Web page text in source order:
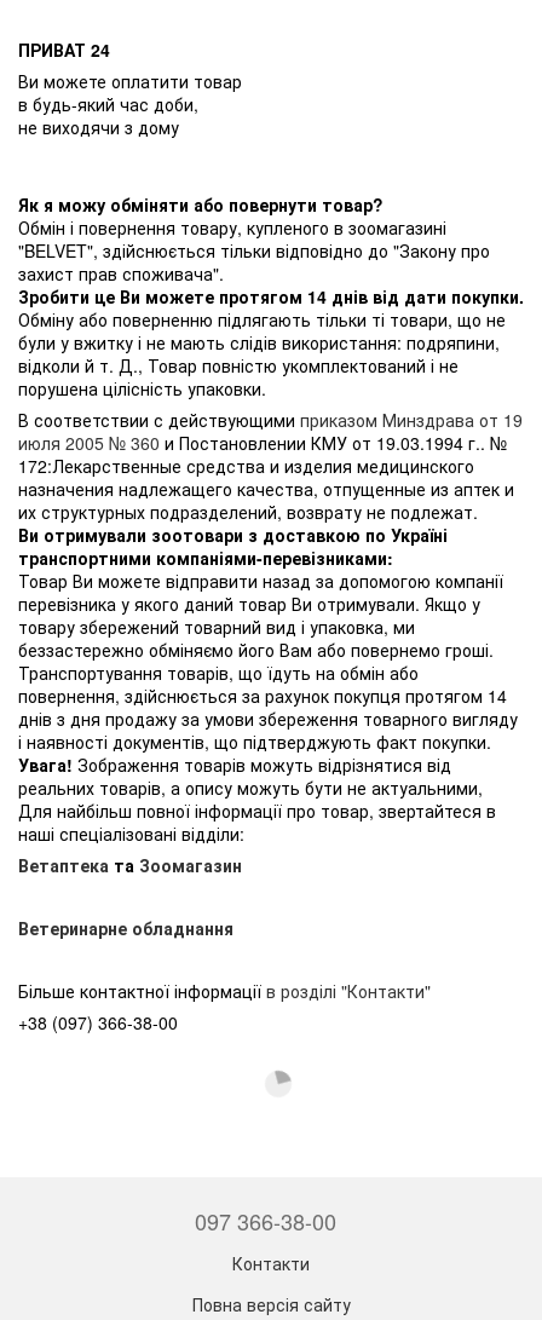
ПРИВАТ 24
Ви можете оплатити товар
в будь-який час доби,
не виходячи з дому
Як я можу обміняти або повернути товар?
Обмін і повернення товару, купленого в зоомагазині
"BELVET", здійснюється тільки відповідно до "Закону про
захист прав споживача".
Зробити це Ви можете протягом 14 днів від дати покупки.
Обміну або поверненню підлягають тільки ті товари, що не
були у вжитку і не мають слідів використання: подряпини,
відколи й т. Д., Товар повністю укомплектований і не
порушена цілісність упаковки.
В соответствии с действующими приказом Минздрава от 19
июля 2005 № 360 и Постановлении КМУ от 19.03.1994 г.. №
172:Лекарственные средства и изделия медицинского
назначения надлежащего качества, отпущенные из аптек и
их структурных подразделений, возврату не подлежат.
Ви отримували зоотовари з доставкою по Україні
транспортними компаніями-перевізниками:
Товар Ви можете відправити назад за допомогою компанії
перевізника у якого даний товар Ви отримували. Якщо у
товару збережений товарний вид і упаковка, ми
беззастережно обміняємо його Вам або повернемо гроші.
Транспортування товарів, що їдуть на обмін або
повернення, здійснюється за рахунок покупця протягом 14
днів з дня продажу за умови збереження товарного вигляду
і наявності документів, що підтверджують факт покупки.
Увага! Зображення товарів можуть відрізнятися від
реальних товарів, а опису можуть бути не актуальними,
Для найбільш повної інформації про товар, звертайтеся в
наші спеціалізовані відділи:
Ветаптека та Зоомагазин
Ветеринарне обладнання
Більше контактної інформації в розділі "Контакти"
+38 (097) 366-38-00
097 366-38-00
Контакти
Повна версія сайту